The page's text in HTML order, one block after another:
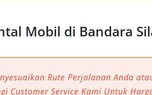
penuh dalam
rental mobil
Mobil di Bandara
Rute Perjalanan Anda
Customer Service Kami Untuk